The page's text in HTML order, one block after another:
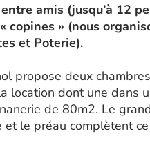
amis (jusqu’à 12
copines » (nous
et Poterie).
propose deux
location dont une dans
de 80m2. Le
et le préau complètent